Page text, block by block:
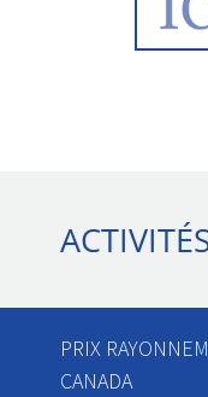
PRIX
CANADA